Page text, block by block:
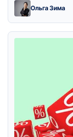
Ольга Зима